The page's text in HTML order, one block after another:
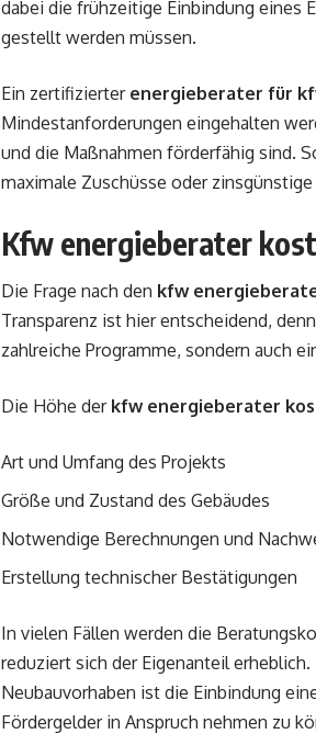
dabei die frühzeitige Einbindung eines
gestellt werden müssen.
Ein zertifizierter energieberater für
Mindestanforderungen eingehalten
und die Maßnahmen förderfähig sind.
maximale Zuschüsse oder
Kfw energieberater
Die Frage nach den kfw
Transparenz ist hier entscheidend,
zahlreiche Programme, sondern auch
Die Höhe der kfw energieberater
Art und Umfang des Projekts
Größe und Zustand des Gebäudes
Notwendige Berechnungen und
Erstellung technischer Bestätigungen
In vielen Fällen werden die
reduziert sich der Eigenanteil
Neubauvorhaben ist die Einbindung
Fördergelder in Anspruch nehmen zu